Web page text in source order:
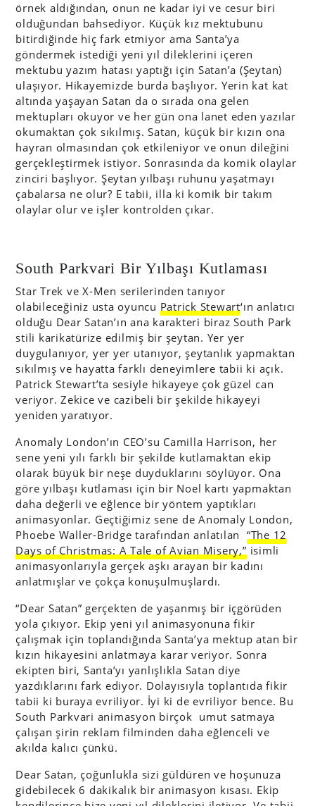
örnek aldığından, onun ne kadar iyi ve cesur biri
olduğundan bahsediyor. Küçük kız mektubunu
bitirdiğinde hiç fark etmiyor ama Santa’ya
göndermek istediği yeni yıl dileklerini içeren
mektubu yazım hatası yaptığı için Satan’a (Şeytan)
ulaşıyor. Hikayemizde burda başlıyor. Yerin kat kat
altında yaşayan Satan da o sırada ona gelen
mektupları okuyor ve her gün ona lanet eden yazılar
okumaktan çok sıkılmış. Satan, küçük bir kızın ona
hayran olmasından çok etkileniyor ve onun dileğini
gerçekleştirmek istiyor. Sonrasında da komik olaylar
zinciri başlıyor. Şeytan yılbaşı ruhunu yaşatmayı
çabalarsa ne olur? E tabii, illa ki komik bir takım
olaylar olur ve işler kontrolden çıkar.
South Parkvari Bir Yılbaşı Kutlaması
Star Trek ve X-Men serilerinden tanıyor
olabileceğiniz usta oyuncu Patrick Stewart‘ın anlatıcı
olduğu Dear Satan’ın ana karakteri biraz South Park
stili karikatürize edilmiş bir şeytan. Yer yer
duygulanıyor, yer yer utanıyor, şeytanlık yapmaktan
sıkılmış ve hayatta farklı deneyimlere tabii ki açık.
Patrick Stewart’ta sesiyle hikayeye çok güzel can
veriyor. Zekice ve cazibeli bir şekilde hikayeyi
yeniden yaratıyor.
Anomaly London’ın CEO’su Camilla Harrison, her
sene yeni yılı farklı bir şekilde kutlamaktan ekip
olarak büyük bir neşe duyduklarını söylüyor. Ona
göre yılbaşı kutlaması için bir Noel kartı yapmaktan
daha değerli ve eğlence bir yöntem yaptıkları
animasyonlar. Geçtiğimiz sene de Anomaly London,
Phoebe Waller-Bridge tarafından anlatılan “The 12
Days of Christmas: A Tale of Avian Misery,” isimli
animasyonlarıyla gerçek aşkı arayan bir kadını
anlatmışlar ve çokça konuşulmuşlardı.
“Dear Satan” gerçekten de yaşanmış bir içgörüden
yola çıkıyor. Ekip yeni yıl animasyonuna fikir
çalışmak için toplandığında Santa’ya mektup atan bir
kızın hikayesini anlatmaya karar veriyor. Sonra
ekipten biri, Santa’yı yanlışlıkla Satan diye
yazdıklarını fark ediyor. Dolayısıyla toplantıda fikir
tabii ki buraya evriliyor. İyi ki de evriliyor bence. Bu
South Parkvari animasyon birçok umut satmaya
çalışan şirin reklam filminden daha eğlenceli ve
akılda kalıcı çünkü.
Dear Satan, çoğunlukla sizi güldüren ve hoşunuza
gidebilecek 6 dakikalık bir animasyon kısası. Ekip